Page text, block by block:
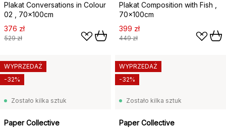
Plakat Conversations in Colour
02 , 70x100cm
376 zł
529 zł
Plakat Composition with Fish ,
70x100cm
399 zł
449 zł
Zostało kilka sztuk
Paper Collective
WYPRZEDAŻ
-32%
Zostało kilka sztuk
Paper Collective
WYPRZEDAŻ
-32%